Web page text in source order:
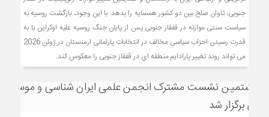
جنوبی، تاوان صلح بین دو کشور همسایه را بدهد. با این وجود، بازگشت روسیه به
سیاست سنتی موازنه در قفقاز جنوبی پس از پایان جنگ روسیه علیه اوکراین یا به
قدرت رسیدن احزاب سیاسیِ مخالف در انتخابات پارلمانی ارمنستان در ژوئن 2026
می ‌تواند روند تغییر پارادایم منطقه ‌ای در قفقاز جنوبی را معکوس کند.